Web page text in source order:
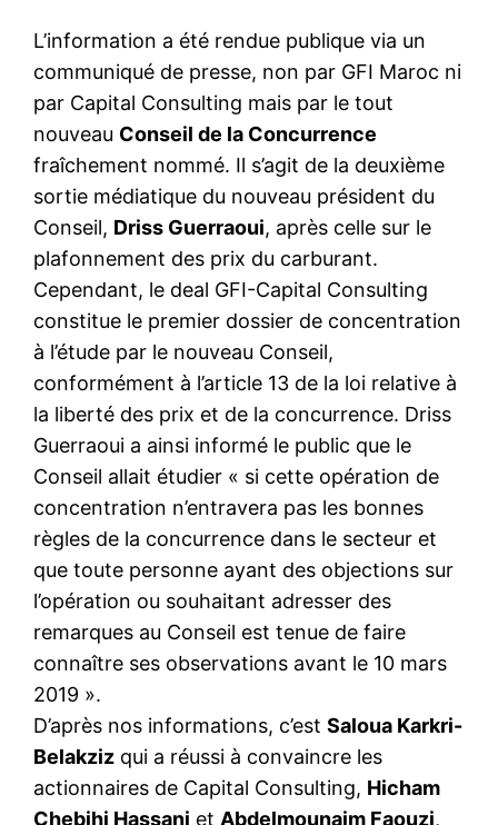
L’information a été rendue publique via un
communiqué de presse, non par GFI Maroc ni
par Capital Consulting mais par le tout
nouveau Conseil de la Concurrence
fraîchement nommé. Il s’agit de la deuxième
sortie médiatique du nouveau président du
Conseil, Driss Guerraoui, après celle sur le
plafonnement des prix du carburant.
Cependant, le deal GFI-Capital Consulting
constitue le premier dossier de concentration
à l’étude par le nouveau Conseil,
conformément à l’article 13 de la loi relative à
la liberté des prix et de la concurrence. Driss
Guerraoui a ainsi informé le public que le
Conseil allait étudier « si cette opération de
concentration n’entravera pas les bonnes
règles de la concurrence dans le secteur et
que toute personne ayant des objections sur
l’opération ou souhaitant adresser des
remarques au Conseil est tenue de faire
connaître ses observations avant le 10 mars
2019 ».
D’après nos informations, c’est Saloua Karkri-
Belakziz qui a réussi à convaincre les
actionnaires de Capital Consulting, Hicham
Chebihi Hassani et Abdelmounaim Faouzi,